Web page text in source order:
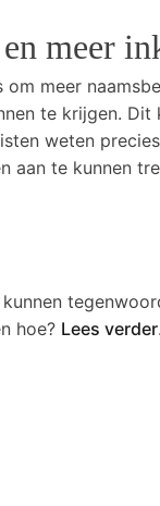
meer
meer
te krijgen.
weten
aan te kunnen
hoe? Lees verder.